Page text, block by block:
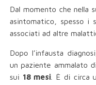
Dal momento che nella
asintomatico, spesso i
associati ad altre
Dopo l’infausta
un paziente ammalato
sui 18 mesi . È di circa